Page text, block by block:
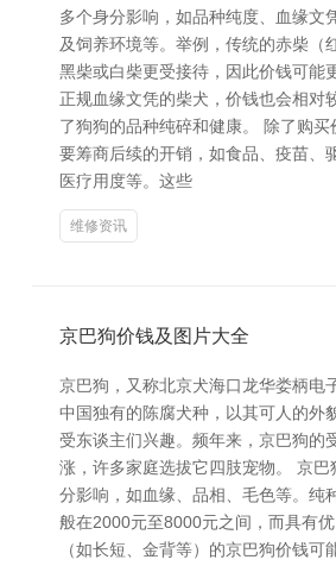
多个身分影响，如品种纯度、血缘文
及饲养环境等。举例，传统的赤柴（
黑柴或白柴更受接待，因此价钱可能
正规血缘文凭的柴犬，价钱也会相对
了狗狗的品种纯碎和健康。 除了购
要筹商后续的开销，如食品、疫苗、
医疗用度等。这些
维修资讯
京巴狗价钱及图片大全
京巴狗，又称北京犬海口龙华娄柄电
中国独有的陈腐犬种，以其可人的外
受东谈主们兴趣。频年来，京巴狗的
涨，许多家庭选拔它四肢宠物。 京巴
分影响，如血缘、品相、毛色等。纯
般在2000元至8000元之间，而具有
（如长短、金背等）的京巴狗价钱可